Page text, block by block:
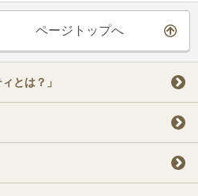
ページトップへ
とは？」